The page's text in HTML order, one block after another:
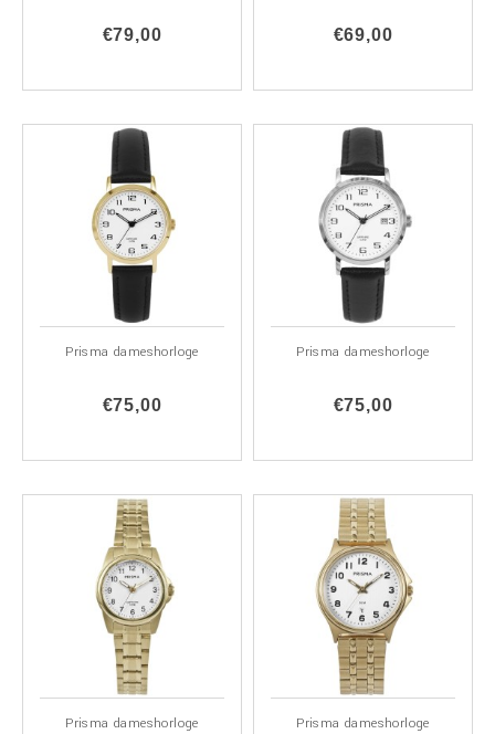
€79,00 €69,00
Prisma dameshorloge
€75,00
Prisma dameshorloge
€75,00
Prisma dameshorloge Prisma dameshorloge